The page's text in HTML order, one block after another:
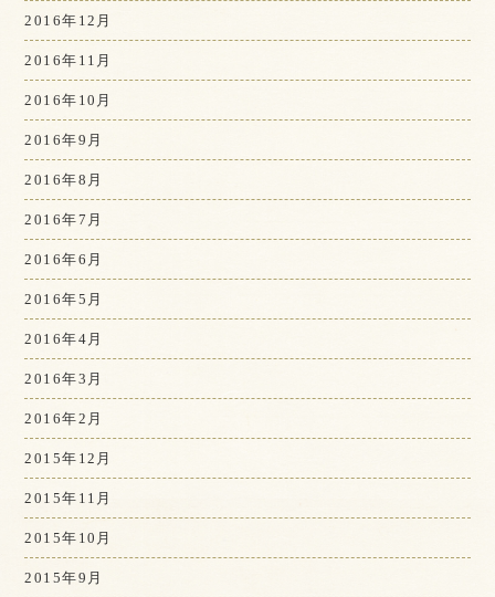
2016年12月
2016年11月
2016年10月
2016年9月
2016年8月
2016年7月
2016年6月
2016年5月
2016年4月
2016年3月
2016年2月
2015年12月
2015年11月
2015年10月
2015年9月